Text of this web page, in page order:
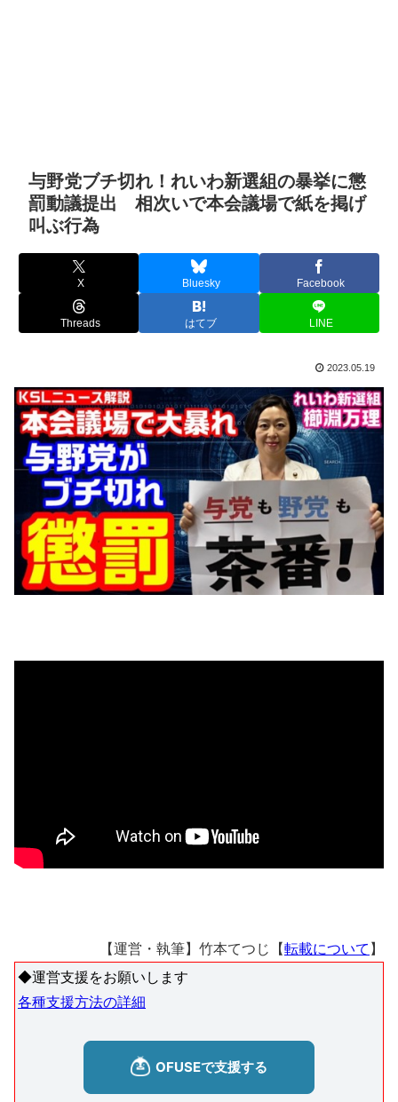
与野党ブチ切れ！れいわ新選組の暴挙に懲
罰動議提出 相次いで本会議場で紙を掲げ
叫ぶ行為
X Bluesky Facebook
Threads はてブ LINE
2023.05.19
【運営・執筆】竹本てつじ【転載について 】
◆運営支援をお願いします
各種支援方法の詳細